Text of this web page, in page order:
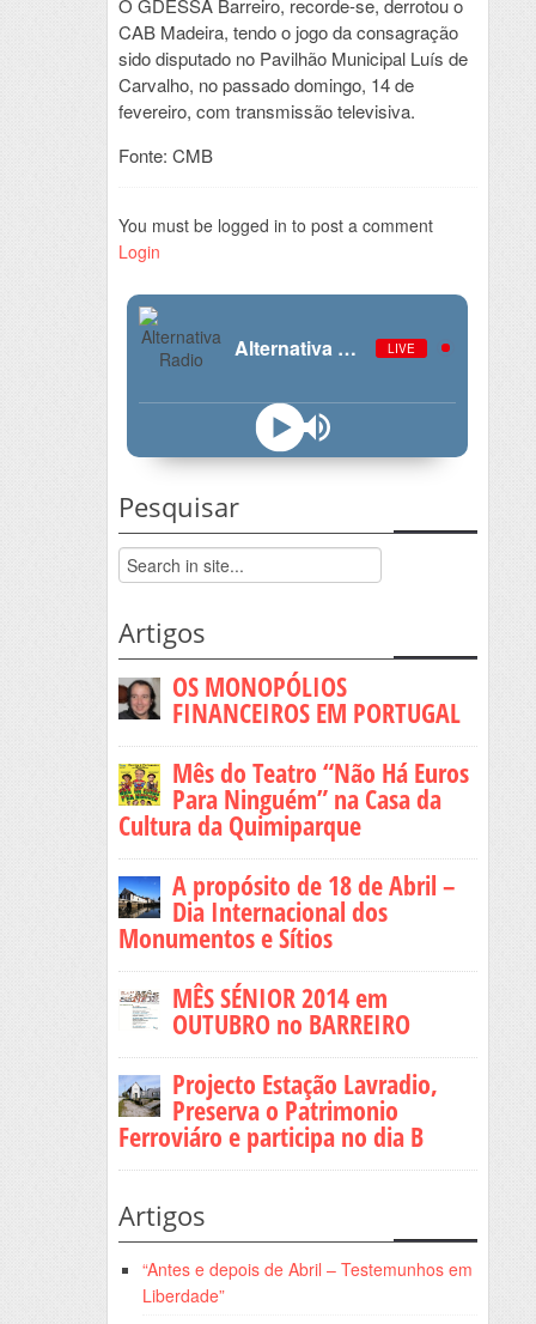
O GDESSA Barreiro, recorde-se, derrotou o
CAB Madeira, tendo o jogo da consagração
sido disputado no Pavilhão Municipal Luís de
Carvalho, no passado domingo, 14 de
fevereiro, com transmissão televisiva.
Fonte: CMB
You must be logged in to post a comment
Login
Alternativa Radio LIVE
Pesquisar
Artigos
OS MONOPÓLIOS
FINANCEIROS EM PORTUGAL
Mês do Teatro “Não Há Euros
Para Ninguém” na Casa da
Cultura da Quimiparque
A propósito de 18 de Abril –
Dia Internacional dos
Monumentos e Sítios
MÊS SÉNIOR 2014 em
OUTUBRO no BARREIRO
Projecto Estação Lavradio,
Preserva o Patrimonio
Ferroviáro e participa no dia B
Artigos
“Antes e depois de Abril – Testemunhos em
Liberdade”